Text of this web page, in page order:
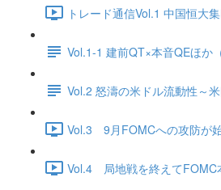
トレード通信Vol.1 中国恒⼤
Vol.1-1 建前QT×本音QEほか
Vol.2 怒濤の米ドル流動性～
Vol.3 9月FOMCへの攻防が
Vol.4 局地戦を終えてFOMC